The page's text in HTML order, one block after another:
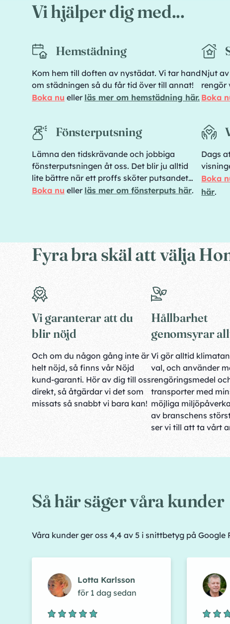
Vi hjälper dig med...
Hemstädning
Kom hem till doften av nystädat. Vi tar hand
om städningen så du får tid över till annat!
Boka nu eller läs mer om hemstädning här.
Njut
rengör
Boka
Fönsterputsning
Lämna den tidskrävande och jobbiga
fönsterputsningen åt oss. Det blir ju alltid
lite bättre när ett proffs sköter putsandet…
Boka nu eller läs mer om fönsterputs här.
Dags
Boka
här.
Fyra bra skäl att välja
Vi garanterar att du
blir nöjd
Och om du någon gång inte är
helt nöjd, så finns vår Nöjd
kund-garanti. Hör av dig till oss
direkt, så åtgärdar vi det som
missats så snabbt vi bara kan!
Hållbarhet
genomsyrar
Vi gör alltid
val, och använder
rengöringsmedel
transporter med
möjliga
av branschens
ser vi till att ta vårt
Så här säger våra kunder
Våra kunder ger oss 4,4 av 5 i snittbetyg på Google
Lotta Karlsson
för 1 dag sedan